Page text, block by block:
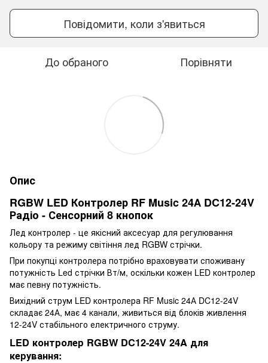
Повідомити, коли з'явиться
До обраного Порівняти
Опис
RGBW LED Контролер RF Music 24А DC12-24V
Радіо - Сенсорний 8 кнопок
Лед контролер - це якісний аксесуар для регулювання
кольору та режиму світіння лед RGBW стрічки.
При покупці контролера потрібно враховувати споживану
потужність Led стрічки Вт/м, оскільки кожен LED контролер
має певну потужність.
Вихідний струм LED контролера RF Music 24А DC12-24V
складає 24А, має 4 канали, живиться від блоків живлення
12-24V стабільного електричного струму.
LED контролер RGBW DC12-24V 24A для
керування: